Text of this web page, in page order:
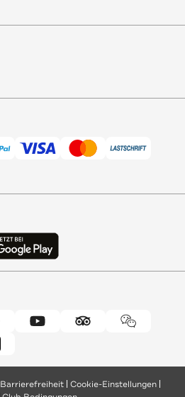
Barrierefreiheit Cookie-Einstellungen